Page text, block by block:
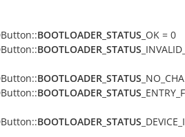
BOOTLOADER_STATUS _OK = 0
BOOTLOADER_STATUS
BOOTLOADER_STATUS
BOOTLOADER_STATUS
BOOTLOADER_STATUS